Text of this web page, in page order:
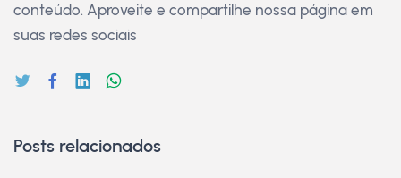
conteúdo. Aproveite e compartilhe nossa página em
suas redes sociais
Posts relacionados